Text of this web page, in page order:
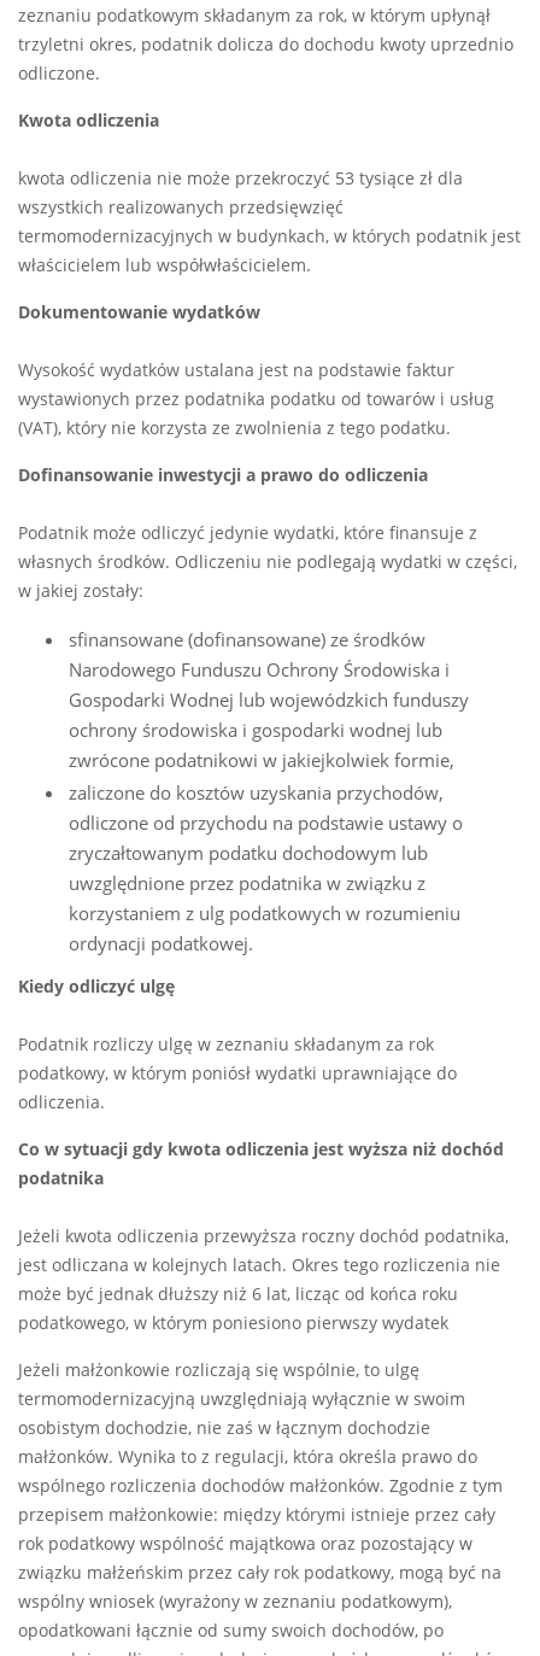
zeznaniu podatkowym składanym za rok, w którym upłynął
trzyletni okres, podatnik dolicza do dochodu kwoty uprzednio
odliczone.
Kwota odliczenia
kwota odliczenia nie może przekroczyć 53 tysiące zł dla
wszystkich realizowanych przedsięwzięć
termomodernizacyjnych w budynkach, w których podatnik jest
właścicielem lub współwłaścicielem.
Dokumentowanie wydatków
Wysokość wydatków ustalana jest na podstawie faktur
wystawionych przez podatnika podatku od towarów i usług
(VAT), który nie korzysta ze zwolnienia z tego podatku.
Dofinansowanie inwestycji a prawo do odliczenia
Podatnik może odliczyć jedynie wydatki, które finansuje z
własnych środków. Odliczeniu nie podlegają wydatki w części,
w jakiej zostały:
sfinansowane (dofinansowane) ze środków
Narodowego Funduszu Ochrony Środowiska i
Gospodarki Wodnej lub wojewódzkich funduszy
ochrony środowiska i gospodarki wodnej lub
zwrócone podatnikowi w jakiejkolwiek formie,
zaliczone do kosztów uzyskania przychodów,
odliczone od przychodu na podstawie ustawy o
zryczałtowanym podatku dochodowym lub
uwzględnione przez podatnika w związku z
korzystaniem z ulg podatkowych w rozumieniu
ordynacji podatkowej.
Kiedy odliczyć ulgę
Podatnik rozliczy ulgę w zeznaniu składanym za rok
podatkowy, w którym poniósł wydatki uprawniające do
odliczenia.
Co w sytuacji gdy kwota odliczenia jest wyższa niż dochód
podatnika
Jeżeli kwota odliczenia przewyższa roczny dochód podatnika,
jest odliczana w kolejnych latach. Okres tego rozliczenia nie
może być jednak dłuższy niż 6 lat, licząc od końca roku
podatkowego, w którym poniesiono pierwszy wydatek
Jeżeli małżonkowie rozliczają się wspólnie, to ulgę
termomodernizacyjną uwzględniają wyłącznie w swoim
osobistym dochodzie, nie zaś w łącznym dochodzie
małżonków. Wynika to z regulacji, która określa prawo do
wspólnego rozliczenia dochodów małżonków. Zgodnie z tym
przepisem małżonkowie: między którymi istnieje przez cały
rok podatkowy wspólność majątkowa oraz pozostający w
związku małżeńskim przez cały rok podatkowy, mogą być na
wspólny wniosek (wyrażony w zeznaniu podatkowym),
opodatkowani łącznie od sumy swoich dochodów, po